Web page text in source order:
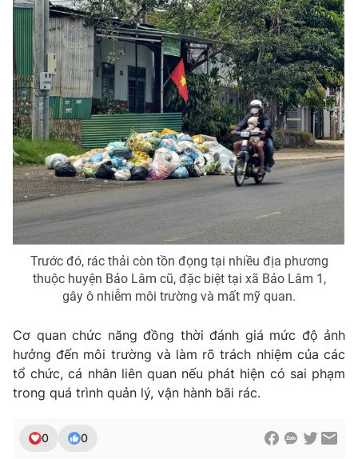
Trước đó, rác thải còn tồn đọng tại nhiều địa phương
thuộc huyện Bảo Lâm cũ, đặc biệt tại xã Bảo Lâm 1,
gây ô nhiễm môi trường và mất mỹ quan.
Cơ quan chức năng đồng thời đánh giá mức độ ảnh
hưởng đến môi trường và làm rõ trách nhiệm của các
tổ chức, cá nhân liên quan nếu phát hiện có sai phạm
trong quá trình quản lý, vận hành bãi rác.
0 0